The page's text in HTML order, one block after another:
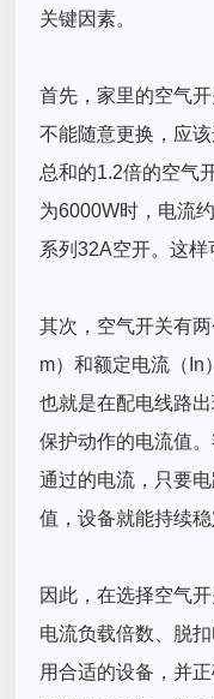
关键因素。
首先，家里的空气
不能随意更换，应
总和的1.2倍的空气
为6000W时，电流
系列32A空开。这样
其次，空气开关有
m）和额定电流（In
也就是在配电线路
保护动作的电流值
通过的电流，只要
值，设备就能持续稳
因此，在选择空气
电流负载倍数、脱
用合适的设备，并